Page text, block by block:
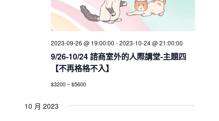
9/26-10/24 諮商室外的人際講堂-主題四
【不再格格不入】
2023-09-26 @ 19:00:00 -2023-10-24 @ 21:00:00
$3200 – $5600
10 月 2023